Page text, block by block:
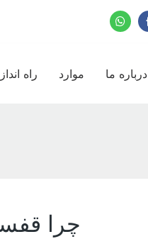
راه موارد درباره ما
چرا